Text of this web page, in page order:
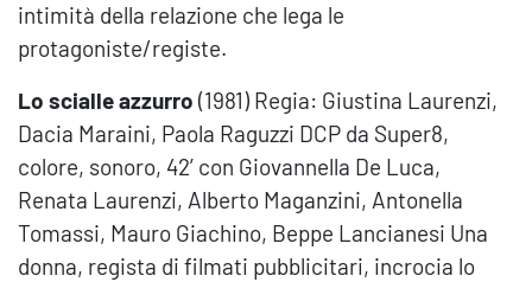
intimità della relazione che lega le
protagoniste/registe.
Lo scialle azzurro (1981) Regia: Giustina Laurenzi,
Dacia Maraini, Paola Raguzzi DCP da Super8,
colore, sonoro, 42’ con Giovannella De Luca,
Renata Laurenzi, Alberto Maganzini, Antonella
Tomassi, Mauro Giachino, Beppe Lancianesi Una
donna, regista di filmati pubblicitari, incrocia lo